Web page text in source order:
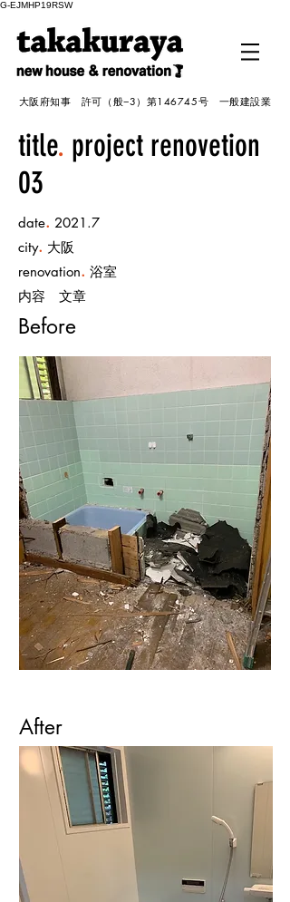
G-EJMHP19RSW
大阪府知事 許可（般−3）第146745号 一般建設業
title. project renovetion
03
date. 2021.7
city. 大阪
renovation. 浴室
内容 文章
Before
After